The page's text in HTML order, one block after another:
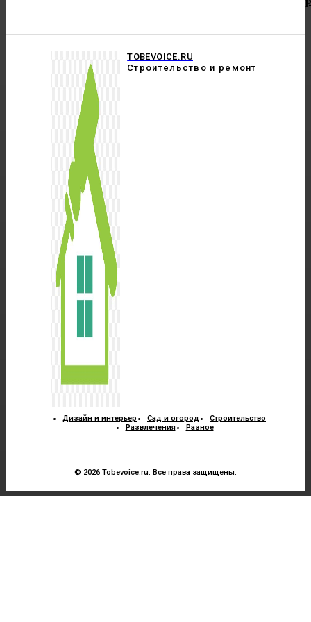
TOBEVOICE.RU
Строительство и ремонт
Дизайн и интерьер Сад и огород
Строительство
Развлечения
Разное
© 2026 Tobevoice.ru. Все права защищены.